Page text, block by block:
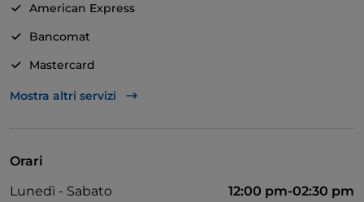
American Express
Bancomat
Mastercard
TheFork PAY
Mostra altri servizi
Orari
Lunedì - Sabato
12:00 pm-02:30 pm